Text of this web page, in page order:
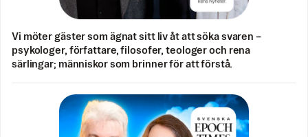
Vi möter gäster som ägnat sitt liv åt att söka svaren –
psykologer, författare, filosofer, teologer och rena
särlingar; människor som brinner för att förstå.